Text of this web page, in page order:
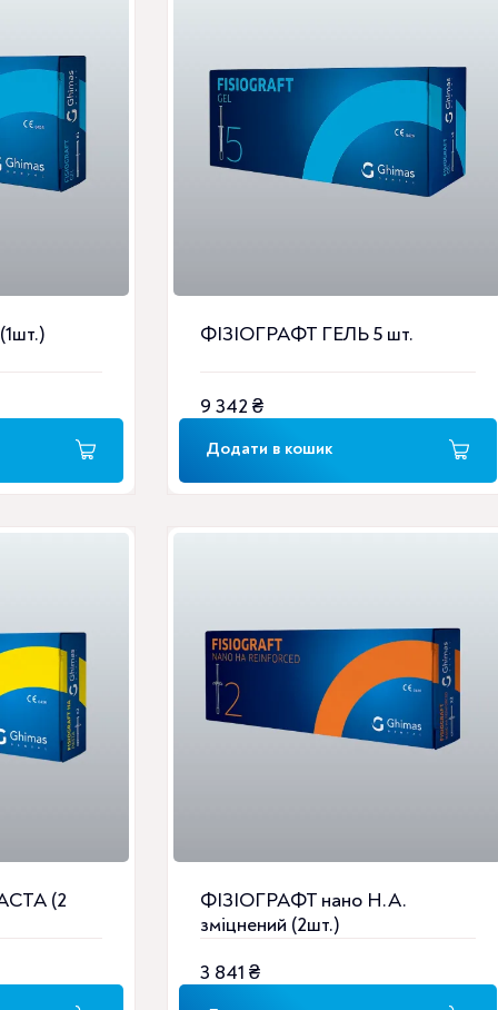
ФІЗІОГРАФТ ГЕЛЬ 5 шт.
9 342 ₴
Додати в кошик
(2
ФІЗІОГРАФТ нано Н.А.
зміцнений (2шт.)
3 841 ₴